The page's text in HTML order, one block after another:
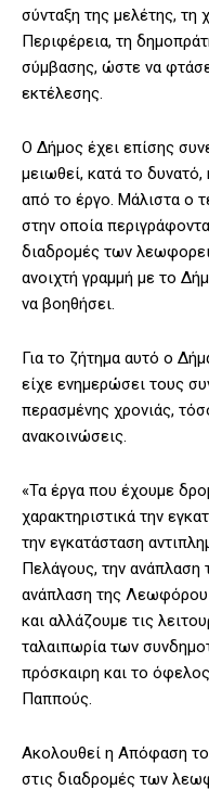
σύνταξη της μελέτης, τη
Περιφέρεια, τη
σύμβασης, ώστε να
εκτέλεσης.
Ο Δήμος έχει επίσης
μειωθεί, κατά το
από το έργο. Μάλιστα ο
στην οποία
διαδρομές των
ανοιχτή γραμμή με το
να βοηθήσει.
Για το ζήτημα αυτό ο
είχε ενημερώσει τους
περασμένης χρονιάς,
ανακοινώσεις.
«Τα έργα που έχουμε
χαρακτηριστικά την
την εγκατάσταση
Πελάγους, την ανάπλαση
ανάπλαση της
και αλλάζουμε τις
ταλαιπωρία των
πρόσκαιρη και το
Παππούς.
Ακολουθεί η Απόφαση
στις διαδρομές των